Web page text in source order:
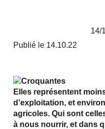
14/
Publié le 14.10.22
Elles représentent
d’exploitation, et
agricoles. Qui sont
à nous nourrir, et dans